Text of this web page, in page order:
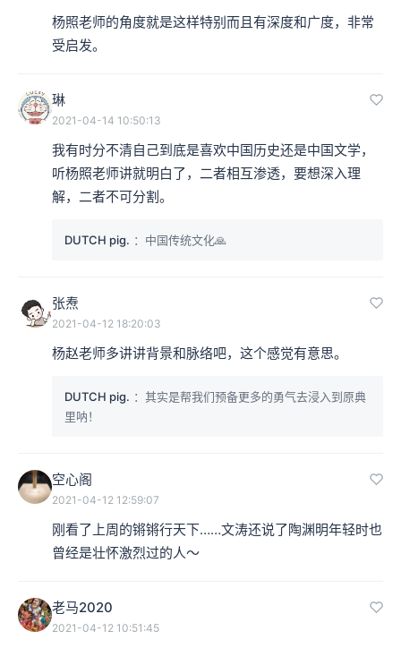
杨照老师的角度就是这样特别而且有深度和广度，非常
受启发。
琳
2021-04-14 10:50:13
我有时分不清自己到底是喜欢中国历史还是中国文学，
听杨照老师讲就明白了，二者相互渗透，要想深入理
解，二者不可分割。
DUTCH pig. ：中国传统文化🙏
张焘
2021-04-12 18:20:03
杨赵老师多讲讲背景和脉络吧，这个感觉有意思。
DUTCH pig. ：其实是帮我们预备更多的勇气去浸入到原典
里呐！
空心阁
2021-04-12 12:59:07
刚看了上周的锵锵行天下……文涛还说了陶渊明年轻时也
曾经是壮怀激烈过的人～
老马2020
2021-04-12 10:51:45